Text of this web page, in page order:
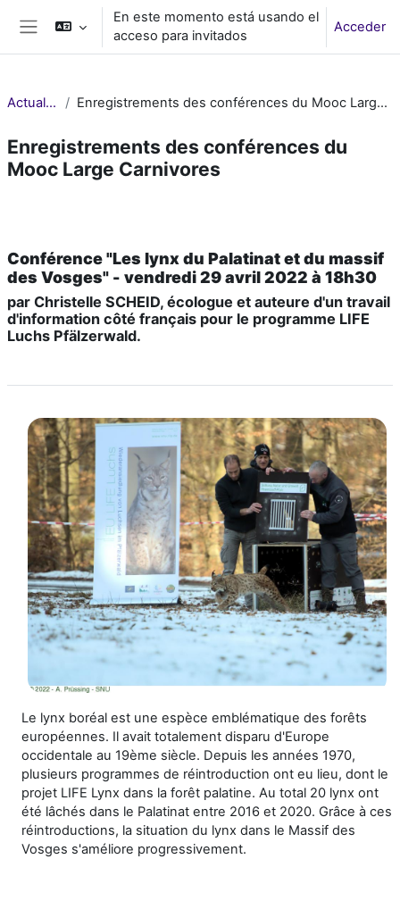
Salta al contenido principal
Panel lateral
En este momento está usando el
acceso para invitados
Acceder
Actualités Enregistrements des conférences du Mooc Large Carnivores
Enregistrements des conférences du
Mooc Large Carnivores
Conférence "Les lynx du Palatinat et du massif
des Vosges" - vendredi 29 avril 2022 à 18h30
par Christelle SCHEID, écologue et auteure d'un travail
d'information côté français pour le programme LIFE
Luchs Pfälzerwald.
Le lynx boréal est une espèce emblématique des forêts
européennes. Il avait totalement disparu d'Europe
occidentale au 19ème siècle. Depuis les années 1970,
plusieurs programmes de réintroduction ont eu lieu, dont le
projet LIFE Lynx dans la forêt palatine. Au total 20 lynx ont
été lâchés dans le Palatinat entre 2016 et 2020. Grâce à ces
réintroductions, la situation du lynx dans le Massif des
Vosges s'améliore progressivement.